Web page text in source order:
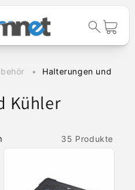
Warenkorb
Halterungen und
Kühler
35 Produkte